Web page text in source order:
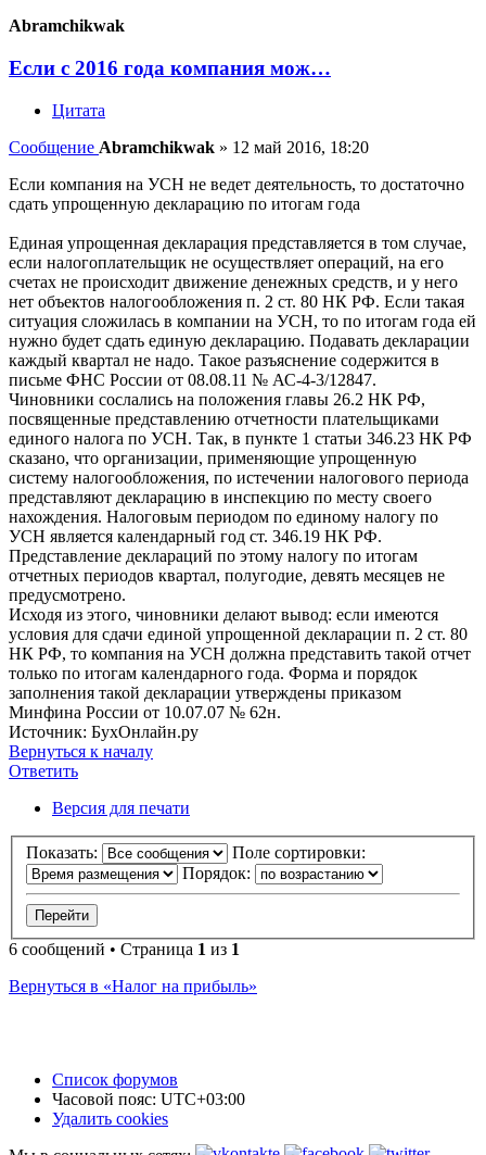
Abramchikwak
Если с 2016 года компания мож…
Цитата
Сообщение Abramchikwak » 12 май 2016, 18:20
Если компания на УСН не ведет деятельность, то достаточно
сдать упрощенную декларацию по итогам года
Единая упрощенная декларация представляется в том случае,
если налогоплательщик не осуществляет операций, на его
счетах не происходит движение денежных средств, и у него
нет объектов налогообложения п. 2 ст. 80 НК РФ. Если такая
ситуация сложилась в компании на УСН, то по итогам года ей
нужно будет сдать единую декларацию. Подавать декларации
каждый квартал не надо. Такое разъяснение содержится в
письме ФНС России от 08.08.11 № АС-4-3/12847.
Чиновники сослались на положения главы 26.2 НК РФ,
посвященные представлению отчетности плательщиками
единого налога по УСН. Так, в пункте 1 статьи 346.23 НК РФ
сказано, что организации, применяющие упрощенную
систему налогообложения, по истечении налогового периода
представляют декларацию в инспекцию по месту своего
нахождения. Налоговым периодом по единому налогу по
УСН является календарный год ст. 346.19 НК РФ.
Представление деклараций по этому налогу по итогам
отчетных периодов квартал, полугодие, девять месяцев не
предусмотрено.
Исходя из этого, чиновники делают вывод: если имеются
условия для сдачи единой упрощенной декларации п. 2 ст. 80
НК РФ, то компания на УСН должна представить такой отчет
только по итогам календарного года. Форма и порядок
заполнения такой декларации утверждены приказом
Минфина России от 10.07.07 № 62н.
Источник: БухОнлайн.ру
Вернуться к началу
Ответить
Версия для печати
Показать:
Поле сортировки:
Порядок:
6 сообщений • Страница 1 из 1
Вернуться в «Налог на прибыль»
Список форумов
Часовой пояс: UTC+03:00
Удалить cookies